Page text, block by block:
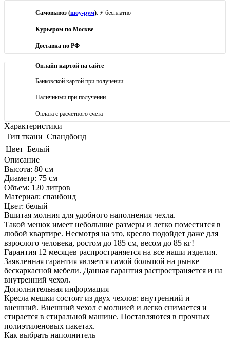
Самовывоз (шоу-рум): ⚡ бесплатно
Курьером по Москве
Доставка по РФ
Онлайн картой на сайте
Банковской картой при получении
Наличными при получении
Оплата с расчетного счета
Характеристики
Тип ткани Спандбонд
Цвет Белый
Описание
Высота: 80 см
Диаметр: 75 см
Объем: 120 литров
Материал: спанбонд
Цвет: белый
Вшитая молния для удобного наполнения чехла.
Такой мешок имеет небольшие размеры и легко поместится в
любой квартире. Несмотря на это, кресло подойдет даже для
взрослого человека, ростом до 185 см, весом до 85 кг!
Гарантия 12 месяцев распространяется на все наши изделия.
Заявленная гарантия является самой большой на рынке
бескаркасной мебели. Данная гарантия распространяется и на
внутренний чехол.
Дополнительная информация
Кресла мешки состоят из двух чехлов: внутренний и
внешний. Внешний чехол с молнией и легко снимается и
стирается в стиральной машине. Поставляются в прочных
полиэтиленовых пакетах.
Как выбрать наполнитель